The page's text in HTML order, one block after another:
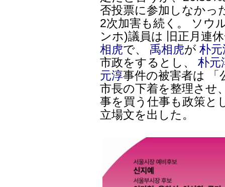
否投票に参加しなかっ
2次加害も続く。 ソウ
ンホ)議員は 旧正月連
相虎で、 禹相虎が朴
市政をするとし、朴元
元淳事件の被害者は 「
市長の下着を整理させ
事を買う仕事も政策と
立場文を出した。